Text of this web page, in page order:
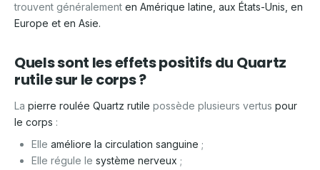
trouvent généralement en Amérique latine, aux États-Unis, en
Europe et en Asie.
Quels sont les effets positifs du Quartz
rutile sur le corps ?
La pierre roulée Quartz rutile possède plusieurs vertus pour
le corps :
Elle améliore la circulation sanguine ;
Elle régule le système nerveux ;